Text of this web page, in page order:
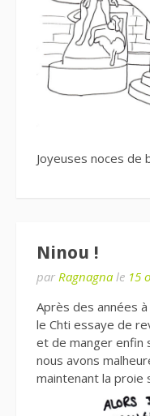
Joyeuses noces de
Ninou !
par Ragnagna le 15
Après des années
le Chti essaye de
et de manger enfin
nous avons
maintenant la proie